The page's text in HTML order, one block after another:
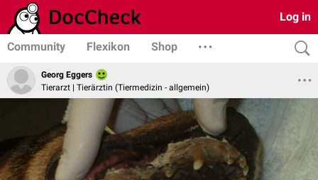
Log in
Community Flexikon Shop
Georg Eggers
Tierarzt | Tierärztin (Tiermedizin - allgemein)